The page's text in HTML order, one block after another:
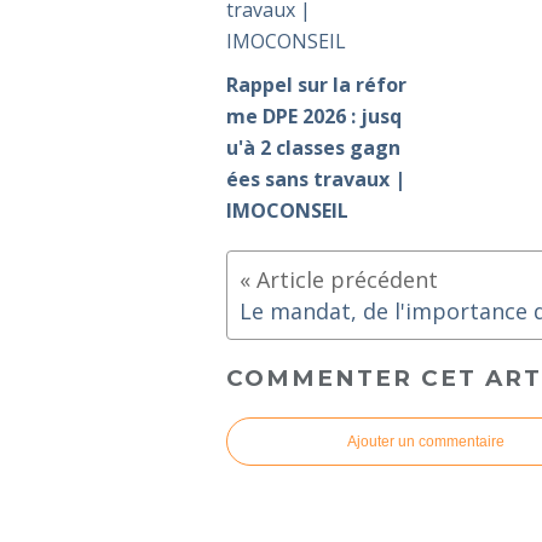
Rappel sur la réfor
me DPE 2026 : jusq
u'à 2 classes gagn
ées sans travaux |
IMOCONSEIL
COMMENTER CET
Ajouter un commentaire